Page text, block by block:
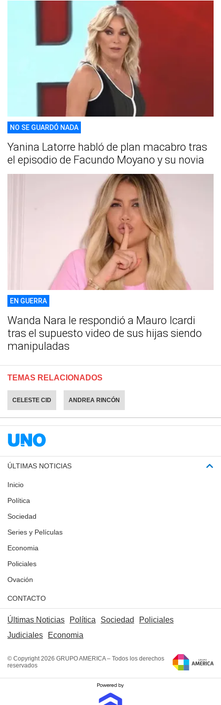
NO SE GUARDÓ NADA
Yanina Latorre habló de plan macabro tras
el episodio de Facundo Moyano y su novia
EN GUERRA
Wanda Nara le respondió a Mauro Icardi
tras el supuesto video de sus hijas siendo
manipuladas
TEMAS RELACIONADOS
CELESTE CID ANDREA RINCÓN
ÚLTIMAS NOTICIAS
Inicio
Política
Sociedad
Series y Películas
Economia
Policiales
Ovación
CONTACTO
Últimas Noticias Política Sociedad
Policiales
Judiciales
Economia
© Copyright 2026 GRUPO AMERICA – Todos los derechos
reservados